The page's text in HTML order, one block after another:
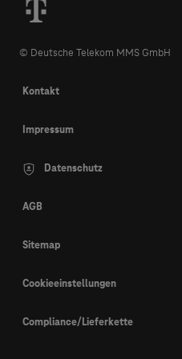
© Deutsche Telekom MMS GmbH
Kontakt
Impressum
Datenschutz
AGB
Sitemap
Cookieeinstellungen
Compliance/Lieferkette